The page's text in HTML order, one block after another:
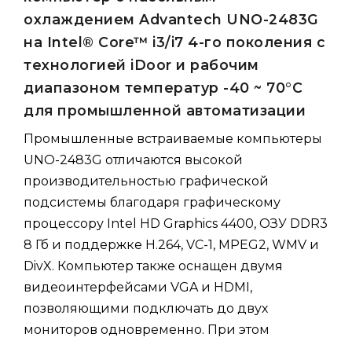
охлаждением Advantech UNO-2483G
на Intel® Core™ i3/i7 4-го поколения с
технологией iDoor и рабочим
диапазоном температур -40 ~ 70°C
для промышленной автоматизации
Промышленные встраиваемые компьютеры
UNO-2483G отличаются высокой
производительностью графической
подсистемы благодаря графическому
процессору Intel HD Graphics 4400, ОЗУ DDR3
8 Гб и поддержке H.264, VC-1, MPEG2, WMV и
DivX. Компьютер также оснащен двумя
видеоинтерфейсами VGA и HDMI,
позволяющими подключать до двух
мониторов одновременно. При этом